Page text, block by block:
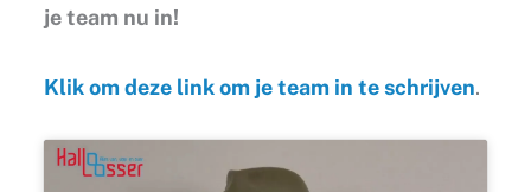
je team nu in!
Klik om deze link om je team in te schrijven.